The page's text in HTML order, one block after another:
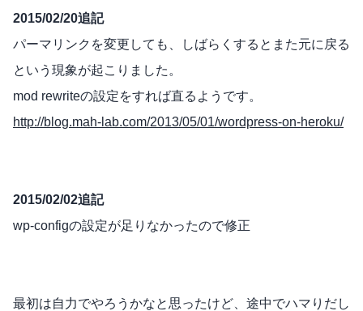
2015/02/20追記
パーマリンクを変更しても、しばらくするとまた元に戻る
という現象が起こりました。
mod rewriteの設定をすれば直るようです。
http://blog.mah-lab.com/2013/05/01/wordpress-on-heroku/
2015/02/02追記
wp-configの設定が足りなかったので修正
最初は自力でやろうかなと思ったけど、途中でハマりだし